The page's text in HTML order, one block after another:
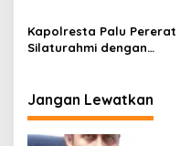
dan Kerja Sama
Masyarakat
Kapolresta Palu Pererat
Silaturahmi dengan
Harmonis
Jangan Lewatkan